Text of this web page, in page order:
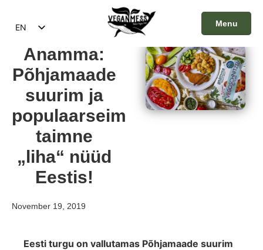
Menu
Close
EN
Anamma:
Põhjamaade
suurim ja
populaarseim
taimne
„liha“ nüüd
Eestis!
November 19, 2019
Eesti turgu on vallutamas Põhjamaade suurim